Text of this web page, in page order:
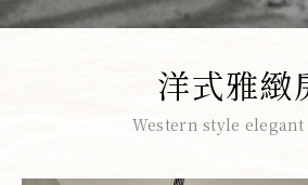
洋式雅緻
Western style